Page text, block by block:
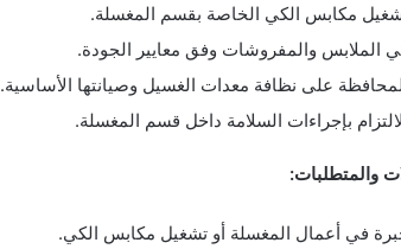
مكابس الكي الخاصة بقسم المغسلة.
الملابس والمفروشات وفق معايير الجودة.
على نظافة معدات الغسيل وصيانتها الأساسية.
بإجراءات السلامة داخل قسم المغسلة.
والمتطلبات:
في أعمال المغسلة أو تشغيل مكابس الكي.